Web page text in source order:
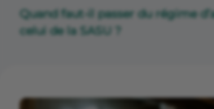
Quand faut-il passer du régime
celui de la SASU ?